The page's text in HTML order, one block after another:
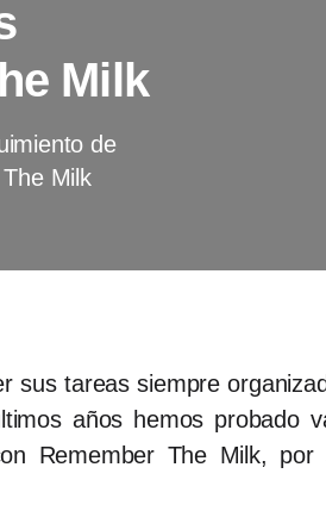
Milk
de
Milk
sus tareas siempre
años hemos probado
Remember The Milk,